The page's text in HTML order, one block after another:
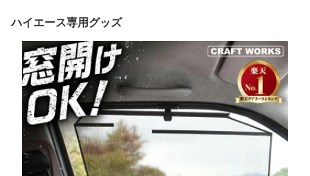
ハイエース専用グッズ